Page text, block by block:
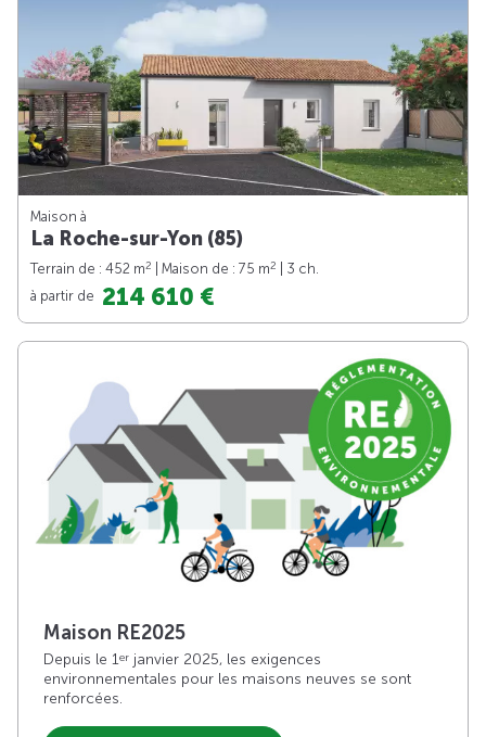
Maison à
La Roche-sur-Yon (85)
Terrain de : 452 m2 | Maison de : 75 m2
| 3 ch.
à partir de 214 610 €
Maison RE2025
Depuis le 1er janvier 2025, les exigences
environnementales pour les maisons neuves se sont
renforcées.